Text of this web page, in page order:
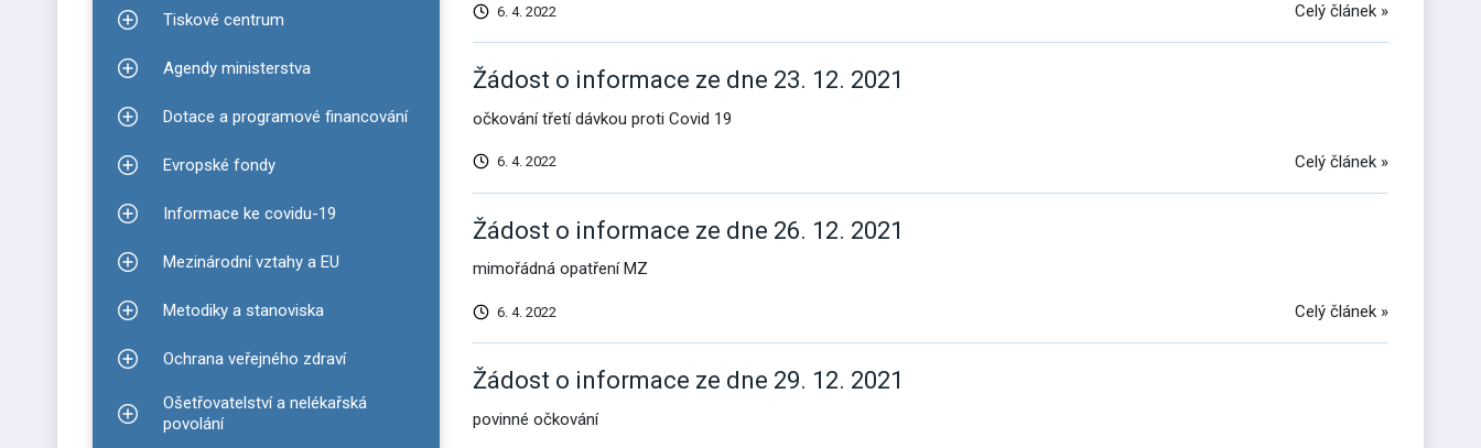
Zobrazit podmenu pro Tiskové centrum
Tiskové centrum
Zobrazit podmenu pro Agendy ministerstva
Agendy ministerstva
Zobrazit podmenu pro Dotace a programové financování
Dotace a programové financování
Zobrazit podmenu pro Evropské fondy
Evropské fondy
Zobrazit podmenu pro Informace ke covidu-19
Informace ke covidu-19
Zobrazit podmenu pro Mezinárodní vztahy a EU
Mezinárodní vztahy a EU
Zobrazit podmenu pro Metodiky a stanoviska
Metodiky a stanoviska
Zobrazit podmenu pro Ochrana veřejného zdraví
Ochrana veřejného zdraví
Zobrazit podmenu pro Ošetřovatelství a nelékařská povolání
Ošetřovatelství a nelékařská
povolání
6. 4. 2022 Celý článek »
Žádost o informace ze dne 23. 12. 2021
očkování třetí dávkou proti Covid 19
6. 4. 2022 Celý článek »
Žádost o informace ze dne 26. 12. 2021
mimořádná opatření MZ
6. 4. 2022 Celý článek »
Žádost o informace ze dne 29. 12. 2021
povinné očkování